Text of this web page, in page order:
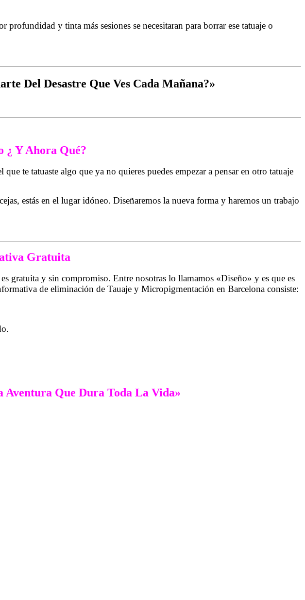
y tinta más sesiones se necesitaran para borrar ese tatuaje o
Del Desastre Que Ves Cada Mañana?»
¿ Y Ahora Qué?
te tatuaste algo que ya no quieres puedes empezar a pensar en otro tatuaje
estás en el lugar idóneo. Diseñaremos la nueva forma y haremos un trabajo
Gratuita
gratuita y sin compromiso. Entre nosotras lo llamamos «Diseño» y es que es
de eliminación de Tauaje y Micropigmentación en Barcelona consiste:
Aventura Que Dura Toda La Vida»